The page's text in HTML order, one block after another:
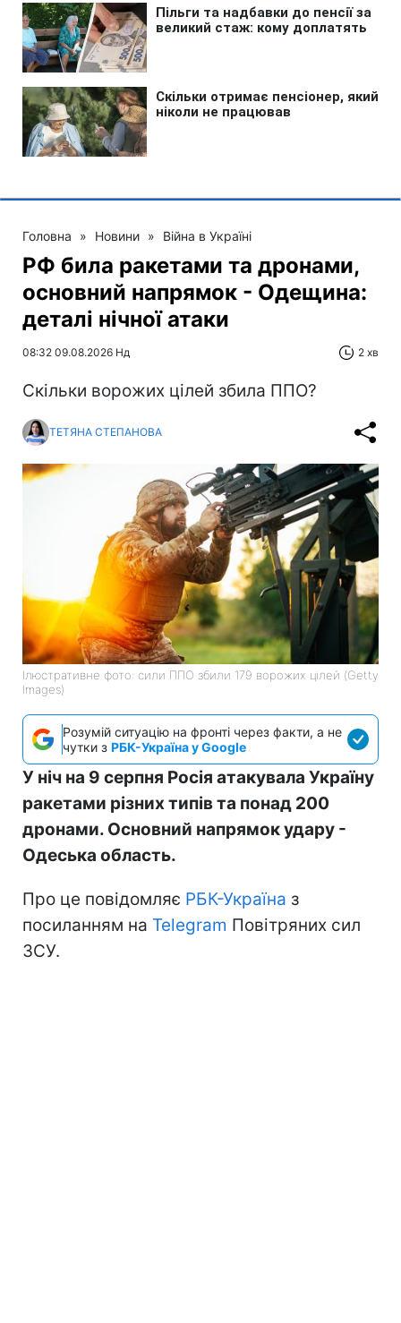
Головна » Новини » Війна в Україні
РФ била ракетами та дронами,
основний напрямок - Одещина:
деталі нічної атаки
08:32 09.08.2026 Нд 2 хв
Скільки ворожих цілей збила ППО?
ТЕТЯНА СТЕПАНОВА
Ілюстративне фото: сили ППО збили 179 ворожих цілей (Getty
Images)
Розумій ситуацію на фронті через факти, а не
чутки з РБК-Україна у Google
У ніч на 9 серпня Росія атакувала Україну
ракетами різних типів та понад 200
дронами. Основний напрямок удару -
Одеська область.
Про це повідомляє РБК-Україна з
посиланням на Telegram Повітряних сил
ЗСУ.